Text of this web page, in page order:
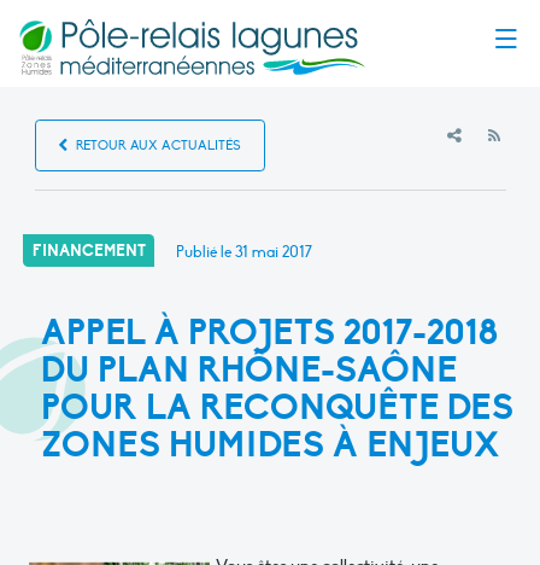
RETOUR AUX ACTUALITÉS
FINANCEMENT Publié le31 mai 2017
APPEL À PROJETS 2017-2018
DU PLAN RHÔNE-SAÔNE
POUR LA RECONQUÊTE DES
ZONES HUMIDES À ENJEUX